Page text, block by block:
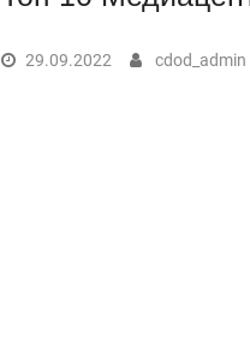
29.09.2022 cdod_admin